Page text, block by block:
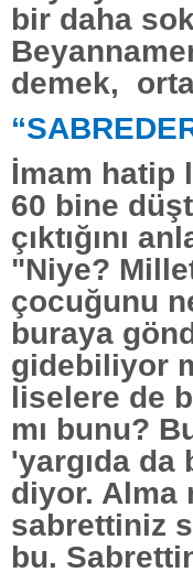
bir daha
demek, orta
İmam hatip
60 bine
çıktığını
"Niye?
çocuğunu
buraya
gidebiliyor
liselere de
mı bunu?
'yargıda
diyor. Alma
sabrettiniz
bu.